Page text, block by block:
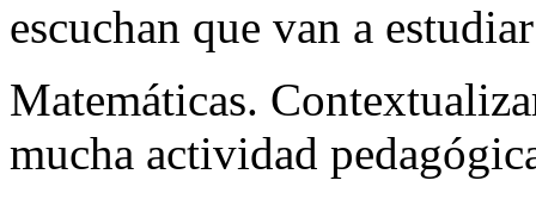
escuchan que van a estudiar
Matemáticas.
mucha actividad